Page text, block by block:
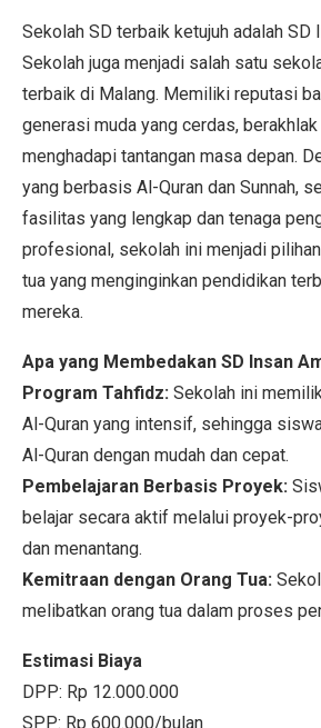
Sekolah SD terbaik ketujuh adalah SD
Sekolah juga menjadi salah satu
terbaik di Malang. Memiliki reputasi
generasi muda yang cerdas,
menghadapi tantangan masa depan.
yang berbasis Al-Quran dan Sunnah,
fasilitas yang lengkap dan tenaga
profesional, sekolah ini menjadi
tua yang menginginkan pendidikan
mereka.
Apa yang Membedakan SD Insan
Program Tahfidz: Sekolah ini
Al-Quran yang intensif, sehingga
Al-Quran dengan mudah dan cepat.
Pembelajaran Berbasis Proyek:
belajar secara aktif melalui proyek-
dan menantang.
Kemitraan dengan Orang Tua:
melibatkan orang tua dalam proses
Estimasi Biaya
DPP: Rp 12.000.000
SPP: Rp 600.000/bulan